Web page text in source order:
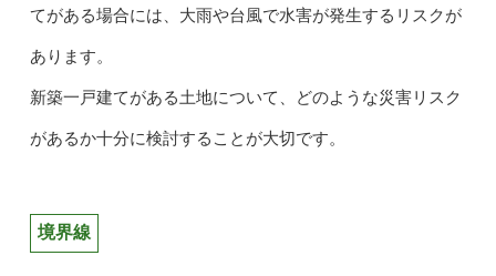
てがある場合には、大雨や台風で水害が発生するリスクが
あります。
新築一戸建てがある土地について、どのような災害リスク
があるか十分に検討することが大切です。
境界線